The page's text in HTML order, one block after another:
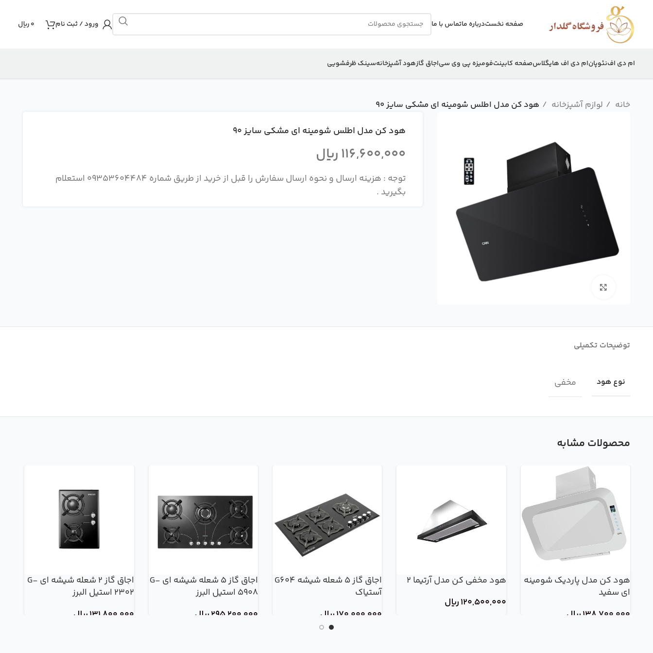
صفحه نخستدرباره ماتماس با ما ورود / ثبت نام 0ریال
ام دی افنئوپانام دی اف هایگلاسصفحه کابینتفومیزه پی وی سیاجاق گازهود آشپزخانهسینک ظرفشویی
خانه لوازم آشپزخانه هود کن مدل اطلس شومینه ای مشکی سایز 90
هود کن مدل اطلس شومینه ای مشکی سایز 90
116,600,000ریال
توجه : هزینه ارسال و نحوه ارسال سفارش را قبل از خرید از طریق شماره 09353604484 استعلام
بگیرید .
توضیحات تکمیلی
نوع هود مخفی
محصولات مشابه
هود کن مدل پاردیک شومینه
ای سفید
138,700,000ریال
هود مخفی کن مدل آرتیما 2
120,500,000ریال
اجاق گاز 5 شعله شیشه G604
آستیاک
170,000,000ریال
اجاق گاز 5 شعله شیشه ای G-
5908 استیل البرز
295,200,000ریال
اجاق گاز 2 شعله شیشه ای G-
2302 استیل البرز
131,800,000ریال